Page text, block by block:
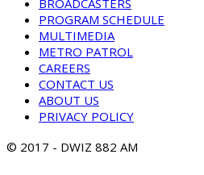
PROGRAM SCHEDULE
MULTIMEDIA
METRO PATROL
CAREERS
CONTACT US
ABOUT US
PRIVACY POLICY
© 2017 - DWIZ 882 AM